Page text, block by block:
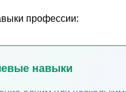
профессии:
навыки